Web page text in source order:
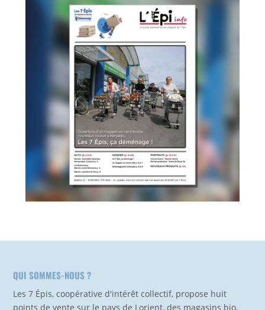
QUI SOMMES-NOUS ?
Les 7 Épis, coopérative d'intérêt collectif, propose huit
points de vente sur le pays de Lorient, des magasins bio,